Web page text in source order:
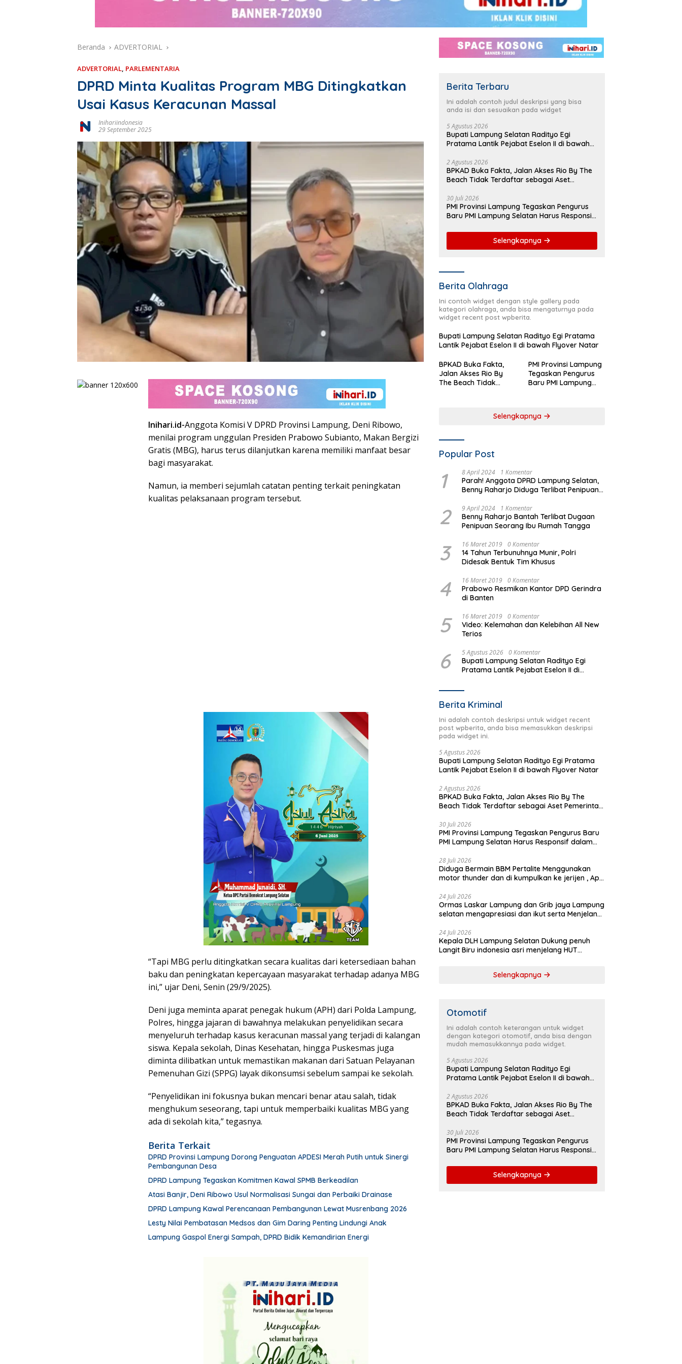
Beranda ADVERTORIAL
ADVERTORIAL, PARLEMENTARIA
DPRD Minta Kualitas Program MBG Ditingkatkan
Usai Kasus Keracunan Massal
Inihariindonesia
29 September 2025
Inihari.id-Anggota Komisi V DPRD Provinsi Lampung, Deni Ribowo,
menilai program unggulan Presiden Prabowo Subianto, Makan Bergizi
Gratis (MBG), harus terus dilanjutkan karena memiliki manfaat besar
bagi masyarakat.
Namun, ia memberi sejumlah catatan penting terkait peningkatan
kualitas pelaksanaan program tersebut.
“Tapi MBG perlu ditingkatkan secara kualitas dari ketersediaan bahan
baku dan peningkatan kepercayaan masyarakat terhadap adanya MBG
ini,” ujar Deni, Senin (29/9/2025).
Deni juga meminta aparat penegak hukum (APH) dari Polda Lampung,
Polres, hingga jajaran di bawahnya melakukan penyelidikan secara
menyeluruh terhadap kasus keracunan massal yang terjadi di kalangan
siswa. Kepala sekolah, Dinas Kesehatan, hingga Puskesmas juga
diminta dilibatkan untuk memastikan makanan dari Satuan Pelayanan
Pemenuhan Gizi (SPPG) layak dikonsumsi sebelum sampai ke sekolah.
“Penyelidikan ini fokusnya bukan mencari benar atau salah, tidak
menghukum seseorang, tapi untuk memperbaiki kualitas MBG yang
ada di sekolah kita,” tegasnya.
Berita Terkait
DPRD Provinsi Lampung Dorong Penguatan APDESI Merah Putih untuk Sinergi
Pembangunan Desa
DPRD Lampung Tegaskan Komitmen Kawal SPMB Berkeadilan
Atasi Banjir, Deni Ribowo Usul Normalisasi Sungai dan Perbaiki Drainase
DPRD Lampung Kawal Perencanaan Pembangunan Lewat Musrenbang 2026
Lesty Nilai Pembatasan Medsos dan Gim Daring Penting Lindungi Anak
Lampung Gaspol Energi Sampah, DPRD Bidik Kemandirian Energi
Berita Terbaru
Ini adalah contoh judul deskripsi yang bisa
anda isi dan sesuaikan pada widget
5 Agustus 2026
Bupati Lampung Selatan Radityo Egi
Pratama Lantik Pejabat Eselon II di bawah
2 Agustus 2026
BPKAD Buka Fakta, Jalan Akses Rio By The
Beach Tidak Terdaftar sebagai Aset
30 Juli 2026
PMI Provinsi Lampung Tegaskan Pengurus
Baru PMI Lampung Selatan Harus Responsif
Selengkapnya
Berita Olahraga
Ini contoh widget dengan style gallery pada
kategori olahraga, anda bisa mengaturnya pada
widget recent post wpberita.
Bupati Lampung Selatan Radityo Egi Pratama
Lantik Pejabat Eselon II di bawah Flyover Natar
BPKAD Buka Fakta,
Jalan Akses Rio By
The Beach Tidak
PMI Provinsi Lampung
Tegaskan Pengurus
Baru PMI Lampung
Selengkapnya
Popular Post
1 8 April 2024 1 Komentar
Parah! Anggota DPRD Lampung Selatan,
Benny Raharjo Diduga Terlibat Penipuan
2 9 April 2024 1 Komentar
Benny Raharjo Bantah Terlibat Dugaan
Penipuan Seorang Ibu Rumah Tangga
3 16 Maret 2019 0 Komentar
14 Tahun Terbunuhnya Munir, Polri
Didesak Bentuk Tim Khusus
4 16 Maret 2019 0 Komentar
Prabowo Resmikan Kantor DPD Gerindra
di Banten
5 16 Maret 2019 0 Komentar
Video: Kelemahan dan Kelebihan All New
Terios
6 5 Agustus 2026 0 Komentar
Bupati Lampung Selatan Radityo Egi
Pratama Lantik Pejabat Eselon II di
Berita Kriminal
Ini adalah contoh deskripsi untuk widget recent
post wpberita, anda bisa memasukkan deskripsi
pada widget ini.
5 Agustus 2026
Bupati Lampung Selatan Radityo Egi Pratama
Lantik Pejabat Eselon II di bawah Flyover Natar
2 Agustus 2026
BPKAD Buka Fakta, Jalan Akses Rio By The
Beach Tidak Terdaftar sebagai Aset Pemerintah
30 Juli 2026
PMI Provinsi Lampung Tegaskan Pengurus Baru
PMI Lampung Selatan Harus Responsif dalam
28 Juli 2026
Diduga Bermain BBM Pertalite Menggunakan
motor thunder dan di kumpulkan ke jerijen , Apri
24 Juli 2026
Ormas Laskar Lampung dan Grib jaya Lampung
selatan mengapresiasi dan ikut serta Menjelang
pimpinan cabang) Partai Demokrat Lampung
Selatan gelar aksi bersih-bersih pantai dan
menanam pohon
24 Juli 2026
Kepala DLH Lampung Selatan Dukung penuh
Langit Biru indonesia asri menjelang HUT
Selengkapnya
Otomotif
Ini adalah contoh keterangan untuk widget
dengan kategori otomotif, anda bisa dengan
mudah memasukkannya pada widget.
5 Agustus 2026
Bupati Lampung Selatan Radityo Egi
Pratama Lantik Pejabat Eselon II di bawah
2 Agustus 2026
BPKAD Buka Fakta, Jalan Akses Rio By The
Beach Tidak Terdaftar sebagai Aset
30 Juli 2026
PMI Provinsi Lampung Tegaskan Pengurus
Baru PMI Lampung Selatan Harus Responsif
Selengkapnya